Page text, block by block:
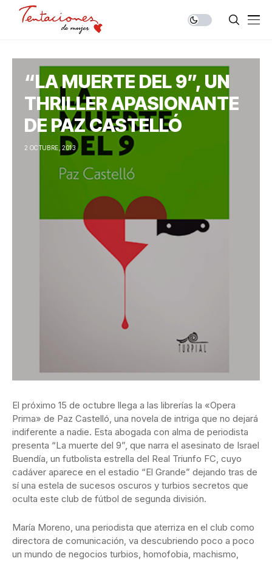
“LA MUERTE DEL 9”, UN
THRILLER APASIONANTE
DE PAZ CASTELLÓ
2 OCTUBRE, 2013
El próximo 15 de octubre llega a las librerías la «Opera
Prima» de Paz Castelló, una novela de intriga que no dejará
indiferente a nadie. Esta abogada con alma de periodista
presenta “La muerte del 9”, que narra el asesinato de Israel
Buendía, un futbolista estrella del Real Triunfo FC, cuyo
cadáver aparece en el estadio “El Grande” dejando tras de
sí una estela de sucesos oscuros y turbios secretos que
oculta este club de fútbol de segunda división.
María Moreno, una periodista que aterriza en el club como
directora de comunicación, va descubriendo poco a poco
un mundo de negocios turbios, homofobia, machismo,